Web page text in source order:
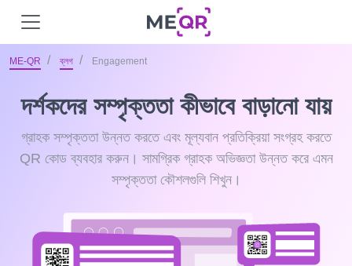
ME-QR ব্লগ Engagement
দর্শকদের সম্পৃক্ততা কীভাবে বাড়ানো যায়
গ্রাহক সম্পৃক্ততা উন্নত করতে এবং মূল্যবান প্রতিক্রিয়া সংগ্রহ করতে
QR কোড ব্যবহার করুন। সামগ্রিক গ্রাহক অভিজ্ঞতা উন্নত করে এমন
সম্পৃক্ততা কৌশলগুলি শিখুন।